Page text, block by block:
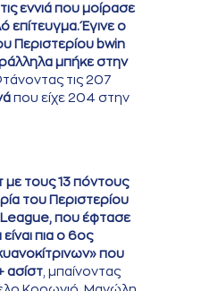
εννιά που μοίρασε
επίτευγμα. Έγινε ο
Περιστερίου bwin
μπήκε στην
τις 207
που είχε 204 στην
με τους 13 πόντους
του Περιστερίου
που έφτασε
είναι πια ο 6ος
που
ασίστ , μπαίνοντας